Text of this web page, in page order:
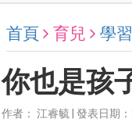
首頁 育兒 學
你也是孩
作者： 江睿毓 | 發表日期